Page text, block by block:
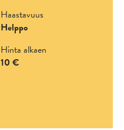
Haastavuus
Helppo
Hinta alkaen
10 €